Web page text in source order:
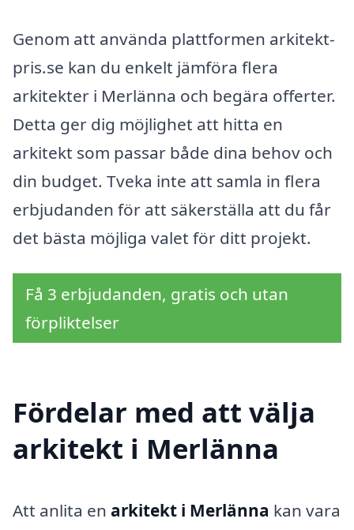
Genom att använda plattformen arkitekt-
pris.se kan du enkelt jämföra flera
arkitekter i Merlänna och begära offerter.
Detta ger dig möjlighet att hitta en
arkitekt som passar både dina behov och
din budget. Tveka inte att samla in flera
erbjudanden för att säkerställa att du får
det bästa möjliga valet för ditt projekt.
Få 3 erbjudanden, gratis och utan
förpliktelser
Fördelar med att välja
arkitekt i Merlänna
Att anlita en arkitekt i Merlänna kan vara